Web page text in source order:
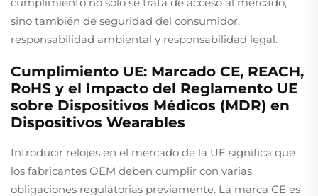
sino también de seguridad del consumidor,
responsabilidad ambiental y responsabilidad legal.
Cumplimiento UE: Marcado CE, REACH,
RoHS y el Impacto del Reglamento UE
sobre Dispositivos Médicos (MDR) en
Dispositivos Wearables
Introducir relojes en el mercado de la UE significa que
los fabricantes OEM deben cumplir con varias
obligaciones regulatorias previamente. La marca CE es